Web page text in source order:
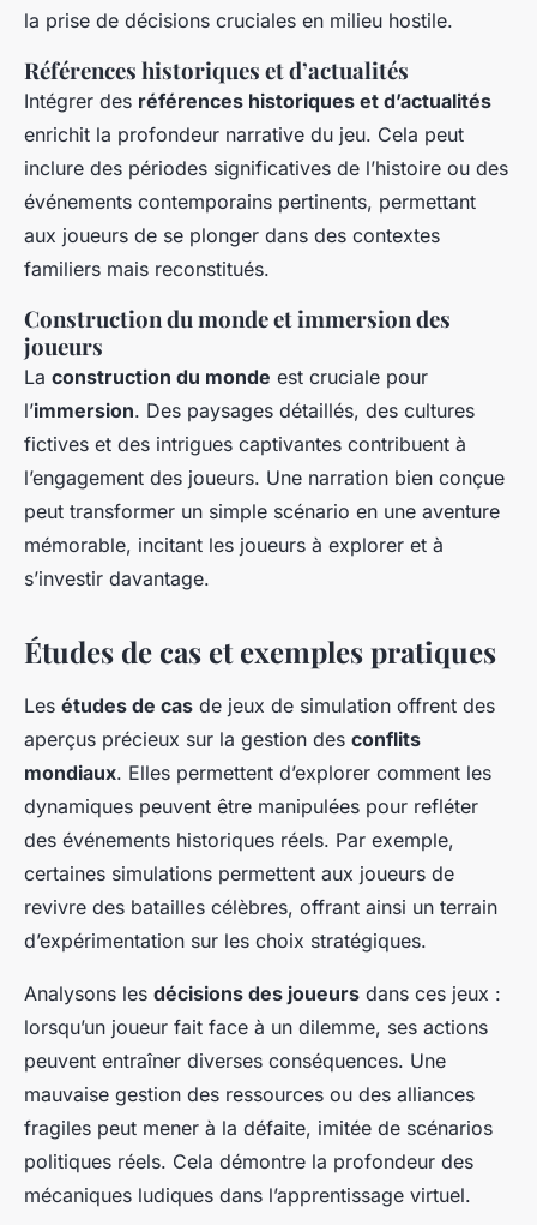
la prise de décisions cruciales en milieu hostile.
Références historiques et d’actualités
Intégrer des références historiques et d’actualités
enrichit la profondeur narrative du jeu. Cela peut
inclure des périodes significatives de l’histoire ou des
événements contemporains pertinents, permettant
aux joueurs de se plonger dans des contextes
familiers mais reconstitués.
Construction du monde et immersion des
joueurs
La construction du monde est cruciale pour
l’immersion. Des paysages détaillés, des cultures
fictives et des intrigues captivantes contribuent à
l’engagement des joueurs. Une narration bien conçue
peut transformer un simple scénario en une aventure
mémorable, incitant les joueurs à explorer et à
s’investir davantage.
Études de cas et exemples pratiques
Les études de cas de jeux de simulation offrent des
aperçus précieux sur la gestion des conflits
mondiaux. Elles permettent d’explorer comment les
dynamiques peuvent être manipulées pour refléter
des événements historiques réels. Par exemple,
certaines simulations permettent aux joueurs de
revivre des batailles célèbres, offrant ainsi un terrain
d’expérimentation sur les choix stratégiques.
Analysons les décisions des joueurs dans ces jeux :
lorsqu’un joueur fait face à un dilemme, ses actions
peuvent entraîner diverses conséquences. Une
mauvaise gestion des ressources ou des alliances
fragiles peut mener à la défaite, imitée de scénarios
politiques réels. Cela démontre la profondeur des
mécaniques ludiques dans l’apprentissage virtuel.